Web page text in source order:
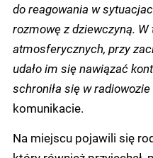
do reagowania w
rozmowę z dziewczyną.
atmosferycznych, przy
udało im się nawiązać
schroniła się w radiowozie
komunikacie.
Na miejscu pojawili się